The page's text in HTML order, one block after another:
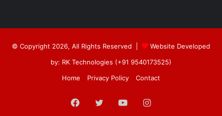
© Copyright 2026, All Rights Reserved |
Website Developed
by: RK Technologies (+91 9540173525)
Home
Privacy Policy Contact
Facebook
TwitterYouTubeInstagram